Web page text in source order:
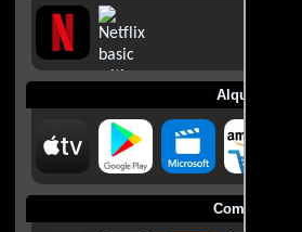
Alquilar
Comprar